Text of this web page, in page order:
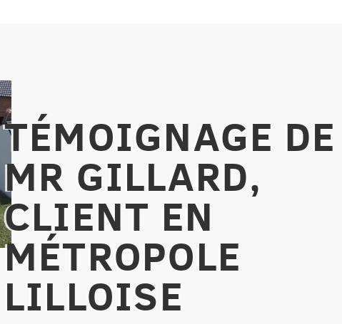
TÉMOIGNAGE DE
MR GILLARD,
CLIENT EN
MÉTROPOLE
LILLOISE